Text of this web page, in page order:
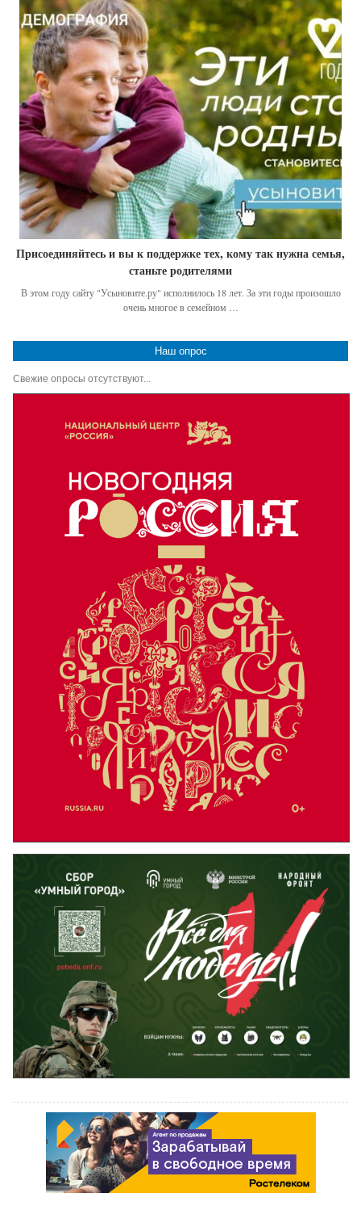
Присоединяйтесь и вы к поддержке тех, кому так нужна семья,
станьте родителями
В этом году сайту "Усыновите.ру" исполнилось 18 лет. За эти годы произошло
очень многое в семейном …
Наш опрос
Свежие опросы отсутствуют...